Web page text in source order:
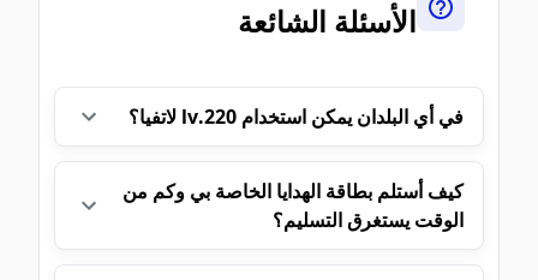
الأسئلة الشائعة
في أي البلدان يمكن استخدام 220.lv لاتفيا؟
كيف أستلم بطاقة الهدايا الخاصة بي وكم من
الوقت يستغرق التسليم؟